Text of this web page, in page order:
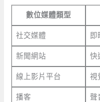
數位媒體類型
社交媒體 即
新聞網站 快
線上影片平台 視
播客 聲